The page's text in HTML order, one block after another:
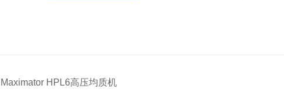
Maximator HPL6高压均质机